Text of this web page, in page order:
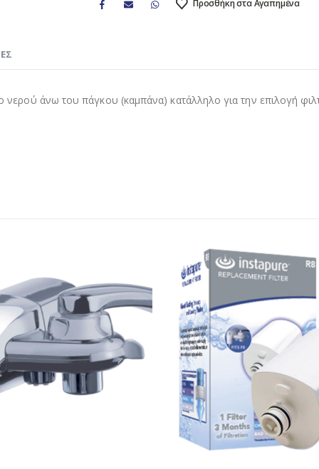
Προσθήκη στα Αγαπημένα
νερού άνω του πάγκου (καμπάνα) κατάλληλο για την επιλογή